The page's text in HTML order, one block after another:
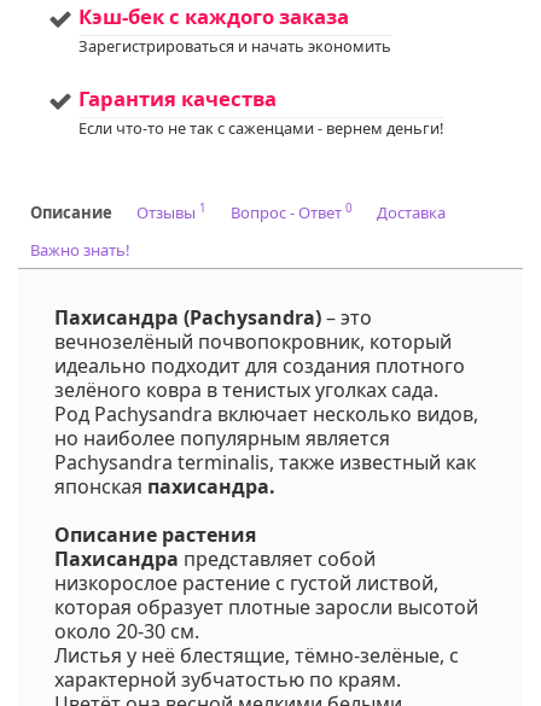
Код на питомнике:
65
Кэш-бек с каждого заказа
Зарегистрироваться и начать экономить
Гарантия качества
Если что-то не так с саженцами - вернем деньги!
Описание Отзывы 1 Вопрос - Ответ 0
Доставка
Важно знать!
Пахисандра (Pachysandra)– это
вечнозелёный почвопокровник, который
идеально подходит для создания плотного
зелёного ковра в тенистых уголках сада.
Род Pachysandra включает несколько видов,
но наиболее популярным является
Pachysandra terminalis, также известный как
японская пахисандра.
Описание растения
Пахисандра представляет собой
низкорослое растение с густой листвой,
которая образует плотные заросли высотой
около 20-30 см.
Листья у неё блестящие, тёмно-зелёные, с
характерной зубчатостью по краям.